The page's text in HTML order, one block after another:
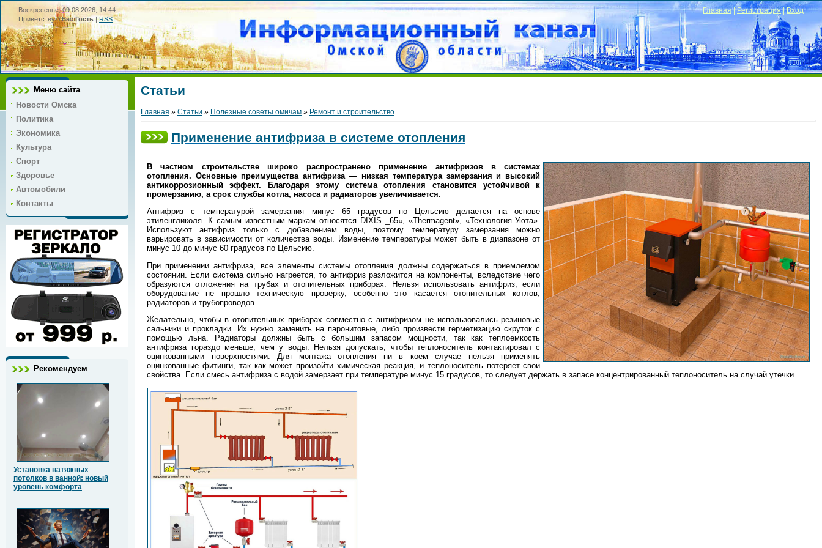
Воскресенье, 09.08.2026, 14:44
Приветствую Вас Гость|RSS
Главная|Регистрация|Вход
Меню сайта
Новости Омска
Политика
Экономика
Культура
Спорт
Здоровье
Автомобили
Контакты
Рекомендуем
Установка натяжных
потолков в ванной: новый
уровень комфорта
Статьи
Главная » Статьи » Полезные советы омичам » Ремонт и строительство
Применение антифриза в системе отопления
В частном строительстве широко распространено применение антифризов в системах
отопления. Основные преимущества антифриза — низкая температура замерзания и высокий
антикоррозионный эффект. Благодаря этому система отопления становится устойчивой к
промерзанию, а срок службы котла, насоса и радиаторов увеличивается.
Антифриз с температурой замерзания минус 65 градусов по Цельсию делается на основе
этиленгликоля. К самым известным маркам относятся DIXIS _65«, «Thermagent», «Технология Уюта».
Используют антифриз только с добавлением воды, поэтому температуру замерзания можно
варьировать в зависимости от количества воды. Изменение температуры может быть в диапазоне от
минус 10 до минус 60 градусов по Цельсию.
При применении антифриза, все элементы системы отопления должны содержаться в приемлемом
состоянии. Если система сильно нагреется, то антифриз разложится на компоненты, вследствие чего
образуются отложения на трубах и отопительных приборах. Нельзя использовать антифриз, если
оборудование не прошло техническую проверку, особенно это касается отопительных котлов,
радиаторов и трубопроводов.
Желательно, чтобы в отопительных приборах совместно с антифризом не использовались резиновые
сальники и прокладки. Их нужно заменить на паронитовые, либо произвести герметизацию скруток с
помощью льна. Радиаторы должны быть с большим запасом мощности, так как теплоемкость
антифриза гораздо меньше, чем у воды. Нельзя допускать, чтобы теплоноситель контактировал с
оцинкованными поверхностями. Для монтажа отопления ни в коем случае нельзя применять
оцинкованные фитинги, так как может произойти химическая реакция, и теплоноситель потеряет свои
свойства. Если смесь антифриза с водой замерзает при температуре минус 15 градусов, то следует держать в запасе концентрированный теплоноситель на случай утечки.